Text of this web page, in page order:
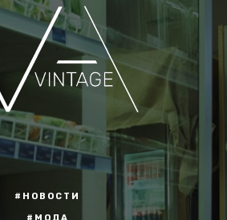
#НОВОСТИ
#МОДА